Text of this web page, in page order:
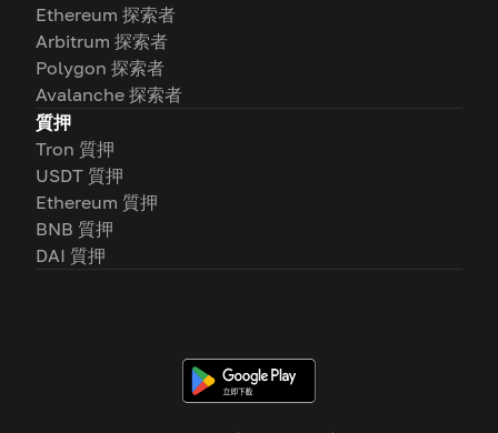
Ethereum 探索者
Arbitrum 探索者
Polygon 探索者
Avalanche 探索者
質押
Tron 質押
USDT 質押
Ethereum 質押
BNB 質押
DAI 質押